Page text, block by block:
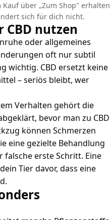
über „Zum Shop" erhalten
sich für dich nicht.
nutzen
oder allgemeines
oft nur subtil
wichtig. CBD ersetzt keine
– seriös bleibt, wer
Verhalten gehört die
bevor man zu CBD
können Schmerzen
eine gezielte Behandlung
falsche erste Schritt. Eine
Tier davor, dass eine